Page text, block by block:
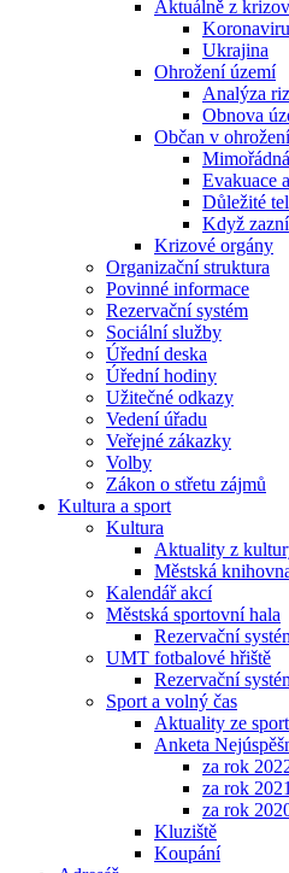
Aktuálně z
Ukrajina
Ohrožení území
Analýza
Obnova
Občan v ohrožení
Evakuace
Důležité
Když
Krizové orgány
Organizační struktura
Povinné informace
Rezervační systém
Sociální služby
Úřední deska
Úřední hodiny
Užitečné odkazy
Vedení úřadu
Veřejné zákazky
Volby
Zákon o střetu zájmů
Kultura a sport
Kultura
Aktuality z
Městská
Kalendář akcí
Městská sportovní hala
Rezervační
UMT fotbalové hřiště
Rezervační
Sport a volný čas
Aktuality ze
Anketa
za rok
za rok 2021
za rok
Kluziště
Koupání